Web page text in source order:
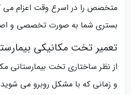
متخصص را در اسرع وقت اعزام می
بستری شما به صورت تخصصی و
تعمیر تخت مکانیکی
از نظر ساختاری تخت بیمارستانی
و زمانی که با مشکل روبرو می شوید